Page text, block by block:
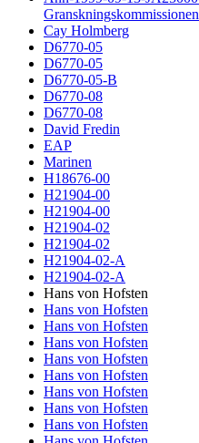
Cay Holmberg
D6770-05
D6770-05
D6770-05-B
D6770-08
D6770-08
David Fredin
EAP
Marinen
H18676-00
H21904-00
H21904-00
H21904-02
H21904-02
H21904-02-A
H21904-02-A
Hans von Hofsten
Hans von Hofsten
Hans von Hofsten
Hans von Hofsten
Hans von Hofsten
Hans von Hofsten
Hans von Hofsten
Hans von Hofsten
Hans von Hofsten